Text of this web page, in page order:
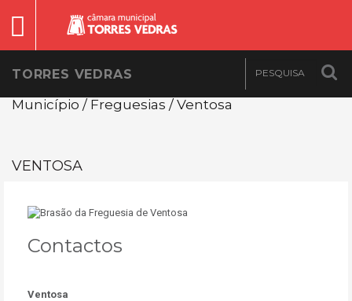
TORRES VEDRAS
Município / Freguesias / Ventosa
VENTOSA
Contactos
Ventosa